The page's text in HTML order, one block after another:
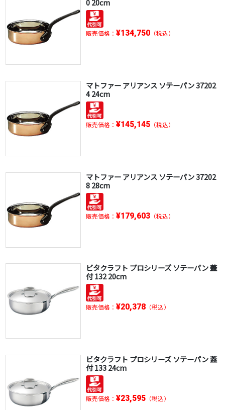
0 20cm
販売価格： ¥134,750（税込）
マトファー アリアンス ソテーパン 37202
4 24cm
販売価格： ¥145,145（税込）
マトファー アリアンス ソテーパン 37202
8 28cm
販売価格： ¥179,603（税込）
ビタクラフト プロシリーズ ソテーパン 蓋
付 132 20cm
販売価格： ¥20,378（税込）
ビタクラフト プロシリーズ ソテーパン 蓋
付 133 24cm
販売価格： ¥23,595（税込）